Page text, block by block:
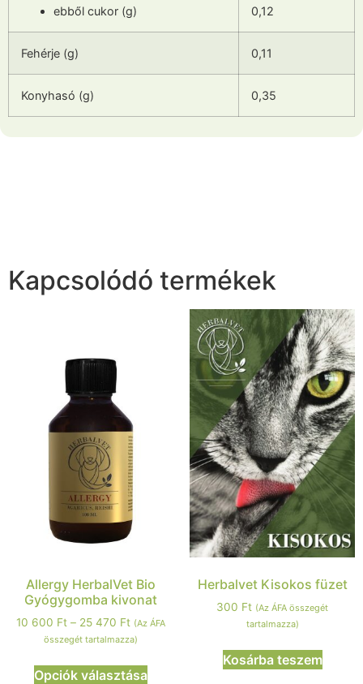
ebből cukor (g) 0,12
Fehérje (g) 0,11
Konyhasó (g) 0,35
Kapcsolódó termékek
Allergy HerbalVet Bio
Gyógygomba kivonat
10 600 Ft – 25 470 Ft (Az ÁFA
összegét tartalmazza)
Opciók választása
Herbalvet Kisokos füzet
300 Ft (Az ÁFA összegét
tartalmazza)
Kosárba teszem